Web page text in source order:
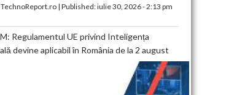
TechnoReport.ro| Published:iulie 30, 2026 - 2:13 pm
Regulamentul UE privind Inteligența
devine aplicabil în România de la 2 august